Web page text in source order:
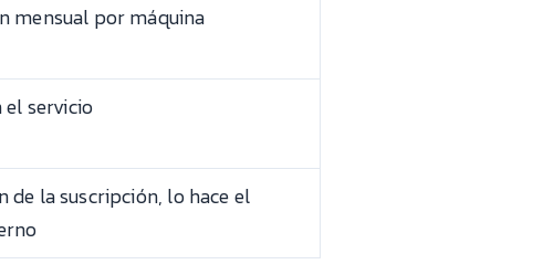
mensual por máquina
el servicio
de la suscripción, lo hace el